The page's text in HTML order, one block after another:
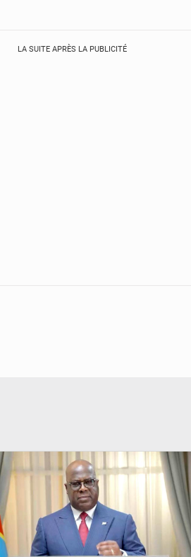
LA SUITE APRÈS LA PUBLICITÉ